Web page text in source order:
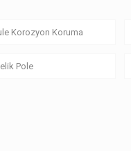
Korozyon Koruma
Pole